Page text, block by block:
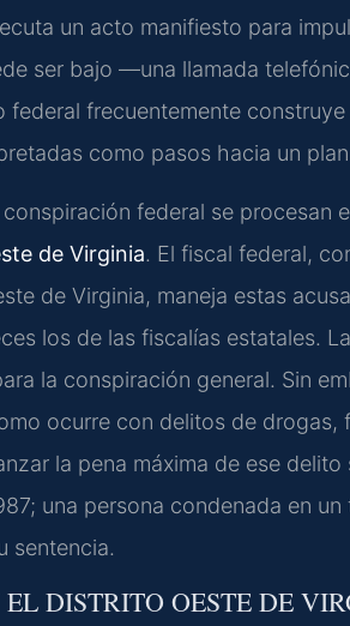
un acto manifiesto para
ser bajo —una llamada
frecuentemente
como pasos hacia un
federal se procesan
de Virginia. El fiscal federal,
de Virginia, maneja estas
los de las fiscalías estatales.
la conspiración general. Sin
ocurre con delitos de drogas,
la pena máxima de ese delito
una persona condenada en
sentencia.
DISTRITO OESTE DE